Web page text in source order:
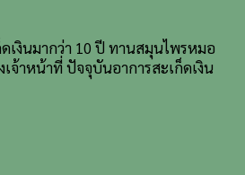
เงินมากว่า 10 ปี ทานสมุนไพรหมอ
จ้าหน้าที่ ปัจจุบันอาการสะเก็ดเงิน